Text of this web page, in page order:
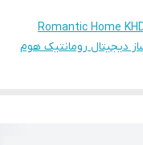
Romantic Home
دیجیتال رومانتیک هوم